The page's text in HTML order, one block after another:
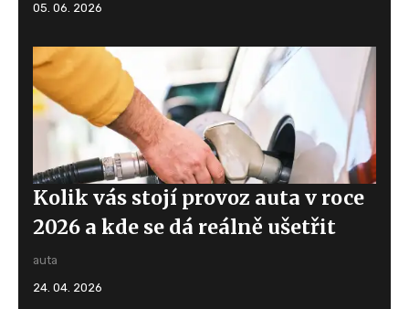
05. 06. 2026
Kolik vás stojí provoz auta v roce
2026 a kde se dá reálně ušetřit
auta
24. 04. 2026